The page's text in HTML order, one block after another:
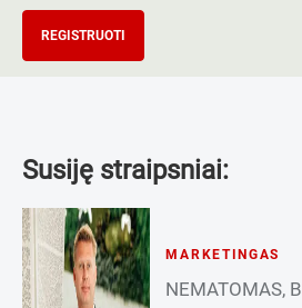
REGISTRUOTI
Susiję straipsniai:
MARKETINGAS
NEMATOMAS,